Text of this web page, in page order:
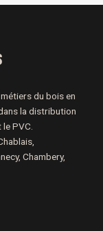
du bois en
la distribution
PVC.
Chambery,